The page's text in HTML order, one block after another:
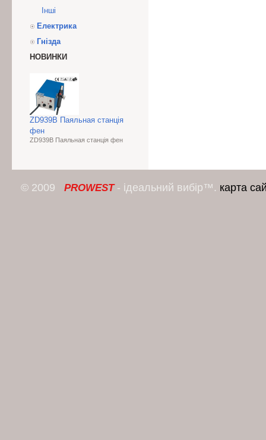
Інші
Електрика
Гнізда
НОВИНКИ
ZD939B Паяльная станція
фен
ZD939B Паяльная станція фен
© 2009 PROWEST- ідеальний вибір™. карта